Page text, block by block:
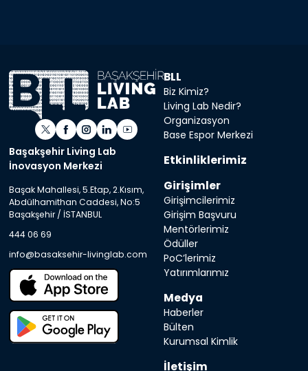
BLL
Biz Kimiz?
Living Lab Nedir?
Organizasyon
Base Espor Merkezi
Etkinliklerimiz
Girişimler
Girişimcilerimiz
Girişim Başvuru
Mentörlerimiz
Ödüller
PoC’lerimiz
Yatırımlarımız
Medya
Haberler
Bülten
Kurumsal Kimlik
İletişim
Başakşehir Living Lab
İnovasyon Merkezi
Başak Mahallesi, 5.Etap, 2.Kısım,
Abdülhamithan Caddesi, No:5
Başakşehir / İSTANBUL
444 06 69
info@basaksehir-livinglab.com